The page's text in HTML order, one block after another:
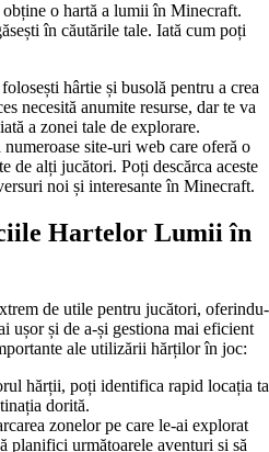
o hartă a lumii în Minecraft.
în căutările tale. Iată cum poți
hârtie și busolă pentru a crea
necesită anumite resurse, dar te va
a zonei tale de explorare.
numeroase site-uri web care oferă o
de alți jucători. Poți descărca aceste
noi și interesante în Minecraft.
Hartelor Lumii în
de utile pentru jucători, oferindu-
ușor și de a-și gestiona mai eficient
ale utilizării hărților în joc:
hărții, poți identifica rapid locația ta
dorită.
zonelor pe care le-ai explorat
planifici următoarele aventuri și să